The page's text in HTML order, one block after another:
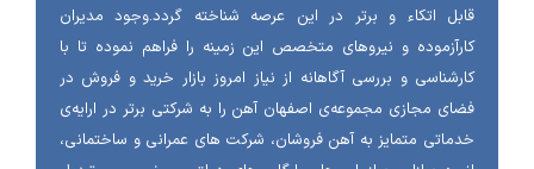
اتکاء و برتر در این عرصه شناخته گردد.وجود مدیران
و نیروهای متخصص این زمینه را فراهم نموده تا با
و بررسی آگاهانه از نیاز امروز بازار خرید و فروش در
مجازی مجموعه‌ی اصفهان آهن را به شرکتی برتر در ارایه‌ی
متمایز به آهن فروشان، شرکت های عمرانی و ساختمانی،